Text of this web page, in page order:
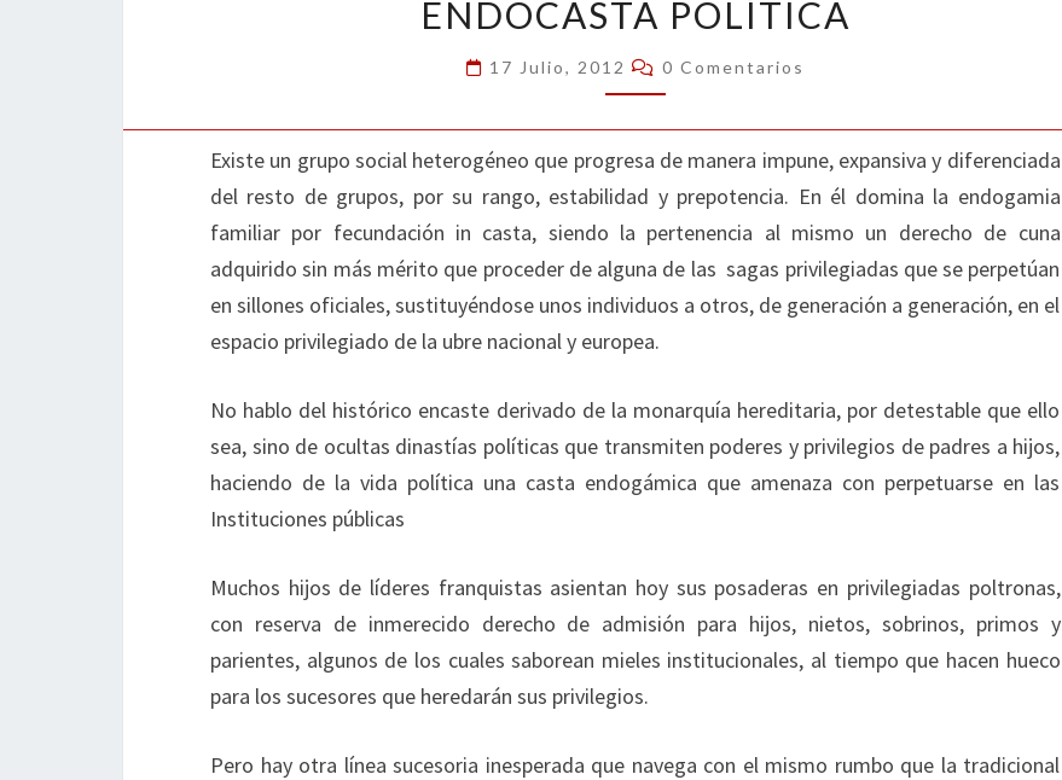
POLÍTICA
ENDOCASTA POLÍTICA
17 Julio, 2012 Comentarios
0 Comentarios
Existe un grupo social heterogéneo que progresa de manera impune, expansiva y diferenciada
del resto de grupos, por su rango, estabilidad y prepotencia. En él domina la endogamia
familiar por fecundación in casta, siendo la pertenencia al mismo un derecho de cuna
adquirido sin más mérito que proceder de alguna de las sagas privilegiadas que se perpetúan
en sillones oficiales, sustituyéndose unos individuos a otros, de generación a generación, en el
espacio privilegiado de la ubre nacional y europea.
No hablo del histórico encaste derivado de la monarquía hereditaria, por detestable que ello
sea, sino de ocultas dinastías políticas que transmiten poderes y privilegios de padres a hijos,
haciendo de la vida política una casta endogámica que amenaza con perpetuarse en las
Instituciones públicas
Muchos hijos de líderes franquistas asientan hoy sus posaderas en privilegiadas poltronas,
con reserva de inmerecido derecho de admisión para hijos, nietos, sobrinos, primos y
parientes, algunos de los cuales saborean mieles institucionales, al tiempo que hacen hueco
para los sucesores que heredarán sus privilegios.
Pero hay otra línea sucesoria inesperada que navega con el mismo rumbo que la tradicional